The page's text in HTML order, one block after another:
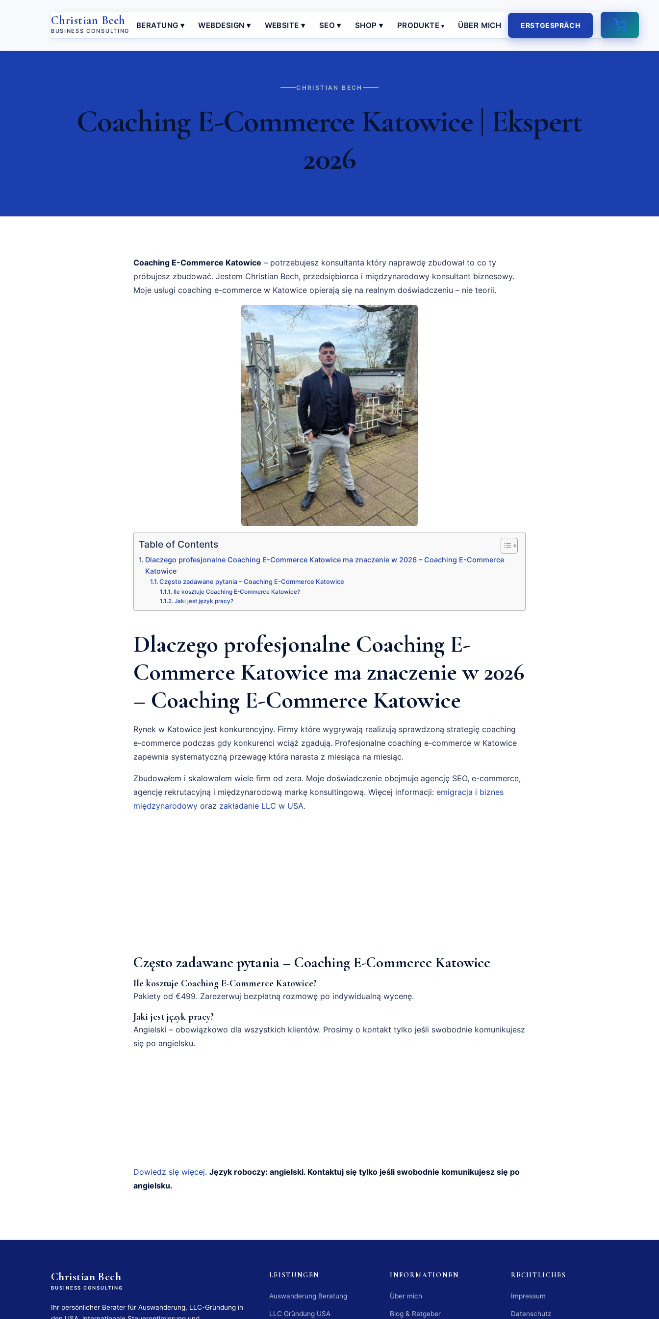
Christian Bech
BUSINESS CONSULTING
BERATUNG ▾ WEBDESIGN ▾ WEBSITE ▾ SEO ▾ SHOP ▾ PRODUKTE ÜBER MICH ERSTGESPRÄCH
CHRISTIAN BECH
Coaching E-Commerce Katowice | Ekspert
2026
Coaching E-Commerce Katowice – potrzebujesz konsultanta który naprawdę zbudował to co ty
próbujesz zbudować. Jestem Christian Bech, przedsiębiorca i międzynarodowy konsultant biznesowy.
Moje usługi coaching e-commerce w Katowice opierają się na realnym doświadczeniu – nie teorii.
Table of Contents
Dlaczego profesjonalne Coaching E-Commerce Katowice ma znaczenie w 2026 – Coaching E-Commerce
Katowice
Często zadawane pytania – Coaching E-Commerce Katowice
Ile kosztuje Coaching E-Commerce Katowice?
Jaki jest język pracy?
Dlaczego profesjonalne Coaching E-
Commerce Katowice ma znaczenie w 2026
– Coaching E-Commerce Katowice
Rynek w Katowice jest konkurencyjny. Firmy które wygrywają realizują sprawdzoną strategię coaching
e-commerce podczas gdy konkurenci wciąż zgadują. Profesjonalne coaching e-commerce w Katowice
zapewnia systematyczną przewagę która narasta z miesiąca na miesiąc.
Zbudowałem i skalowałem wiele firm od zera. Moje doświadczenie obejmuje agencję SEO, e-commerce,
agencję rekrutacyjną i międzynarodową markę konsultingową. Więcej informacji: emigracja i biznes
międzynarodowy oraz zakładanie LLC w USA.
Często zadawane pytania – Coaching E-Commerce Katowice
Ile kosztuje Coaching E-Commerce Katowice?
Pakiety od €499. Zarezerwuj bezpłatną rozmowę po indywidualną wycenę.
Jaki jest język pracy?
Angielski – obowiązkowo dla wszystkich klientów. Prosimy o kontakt tylko jeśli swobodnie komunikujesz
się po angielsku.
Dowiedz się więcej. Język roboczy: angielski. Kontaktuj się tylko jeśli swobodnie komunikujesz się po
angielsku.
Christian Bech
BUSINESS CONSULTING
Ihr persönlicher Berater für Auswanderung, LLC-Gründung in
LEISTUNGEN
Auswanderung Beratung
LLC Gründung USA
INFORMATIONEN
Über mich
Blog & Ratgeber
RECHTLICHES
Impressum
Datenschutz